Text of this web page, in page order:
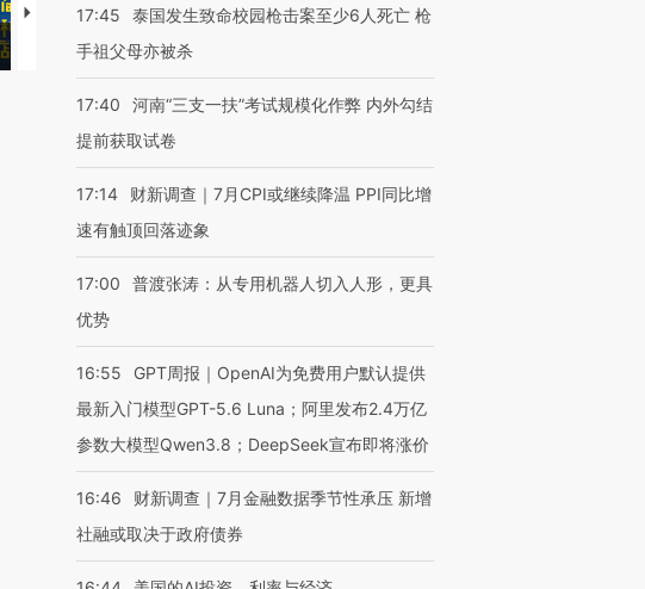
【推广】走进第四届链博
【商旅对话】华住集团
17:45
泰国发生致命校园枪击案至少6人死亡 枪
手祖父母亦被杀
17:40
河南“三支一扶”考试规模化作弊 内外勾结
提前获取试卷
17:14
财新调查｜7月CPI或继续降温 PPI同比增
速有触顶回落迹象
17:00
普渡张涛：从专用机器人切入人形，更具
优势
16:55
GPT周报｜OpenAI为免费用户默认提供
最新入门模型GPT-5.6 Luna；阿里发布2.4万亿
参数大模型Qwen3.8；DeepSeek宣布即将涨价
16:46
财新调查｜7月金融数据季节性承压 新增
社融或取决于政府债券